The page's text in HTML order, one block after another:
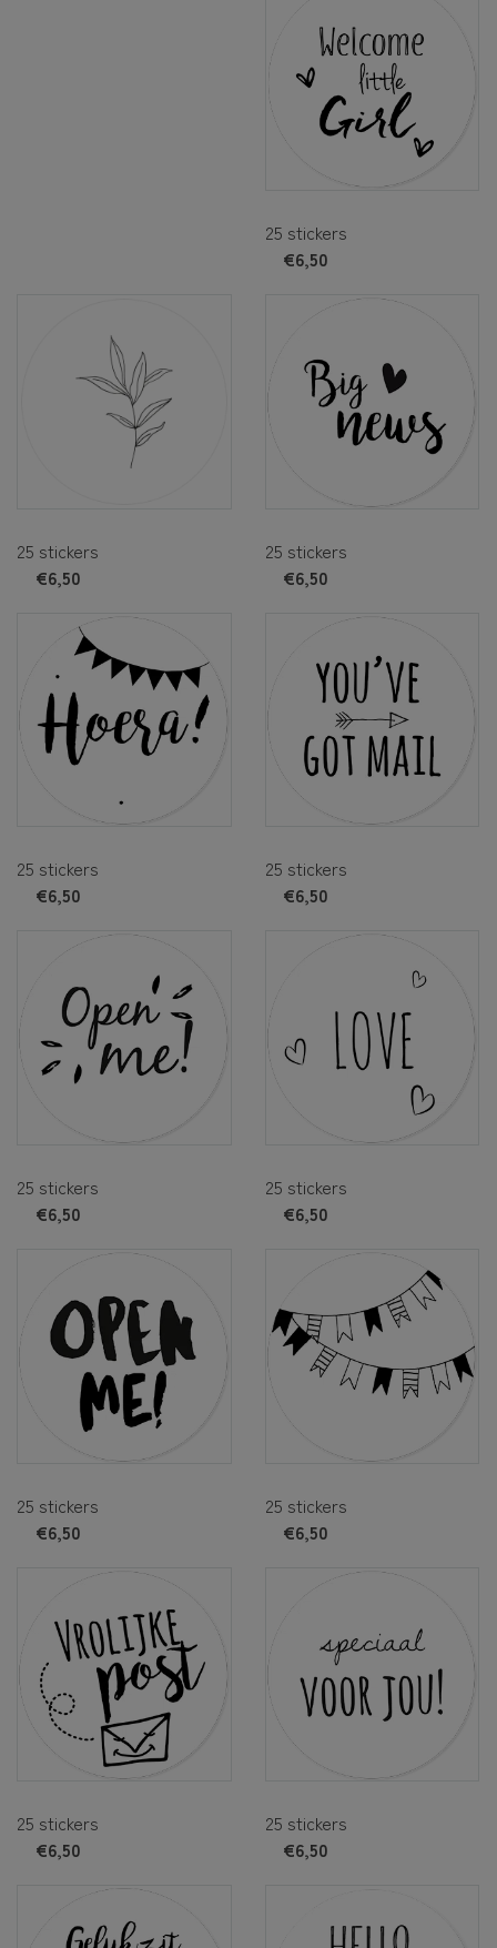
25 stickers
€6,50
25 stickers
€6,50
25 stickers
€6,50
25 stickers
€6,50
25 stickers
€6,50
25 stickers
€6,50
25 stickers
€6,50
25 stickers
€6,50
25 stickers
€6,50
25 stickers
€6,50
25 stickers
€6,50